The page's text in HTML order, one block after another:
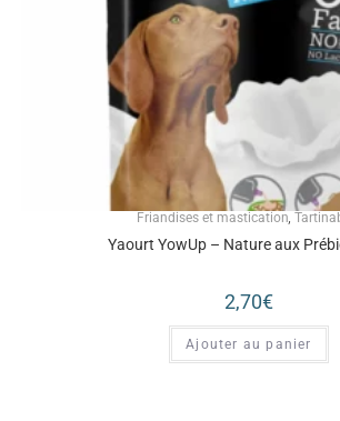
Friandises et mastication,
Yaourt YowUp – Nature aux
2,70€
Ajouter au panier